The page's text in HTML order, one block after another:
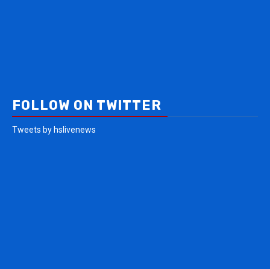
FOLLOW ON TWITTER
Tweets by hslivenews